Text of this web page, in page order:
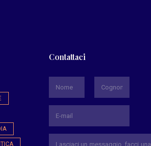
Contattaci